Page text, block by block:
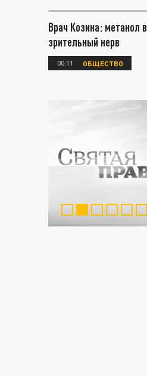
Врач Козина: метанол
зрительный нерв
00:11 ОБЩЕСТВО